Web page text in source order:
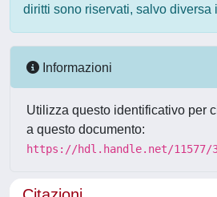
diritti sono riservati, salvo diversa
Informazioni
Utilizza questo identificativo per
a questo documento:
https://hdl.handle.net/11577/